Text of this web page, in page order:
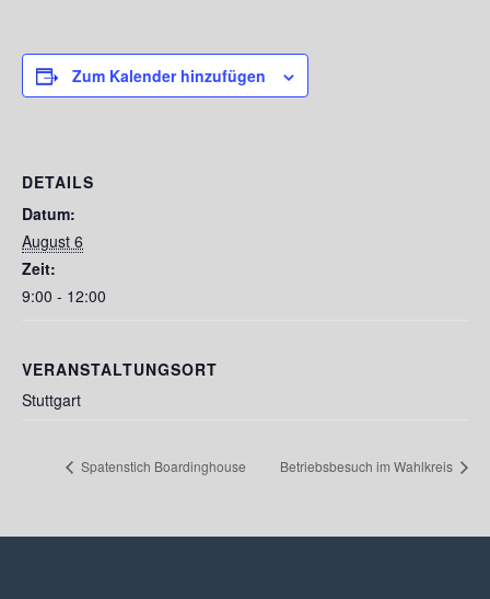
Zum Kalender hinzufügen
DETAILS
Datum:
August 6
Zeit:
9:00 - 12:00
VERANSTALTUNGSORT
Stuttgart
Spatenstich Boardinghouse Betriebsbesuch im Wahlkreis